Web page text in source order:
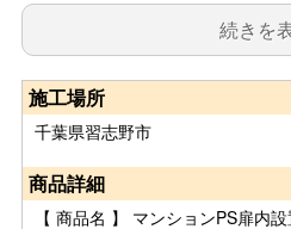
続きを
施工場所
千葉県習志野市
商品詳細
【 商品名 】 マンションPS扉内